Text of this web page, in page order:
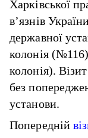
Харківської
в’язнів
державної
колонія
колонія).
без
установи.
Попередній